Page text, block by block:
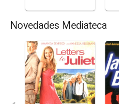
Novedades Mediateca